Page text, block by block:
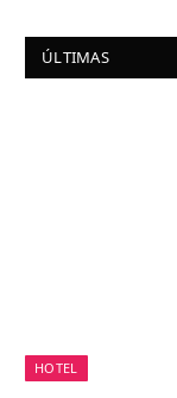
ÚLTIMAS
HOTEL